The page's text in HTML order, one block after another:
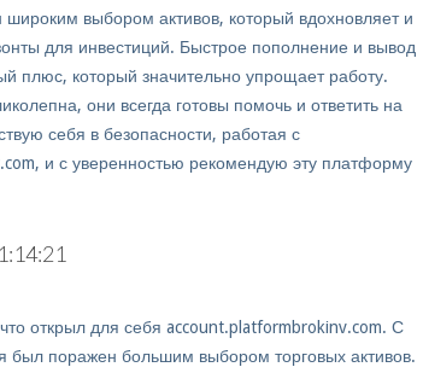
широким выбором активов, который вдохновляет и
для инвестиций. Быстрое пополнение и вывод
плюс, который значительно упрощает работу.
они всегда готовы помочь и ответить на
себя в безопасности, работая с
и с уверенностью рекомендую эту платформу
открыл для себя account.platformbrokinv.com. С
был поражен большим выбором торговых активов.